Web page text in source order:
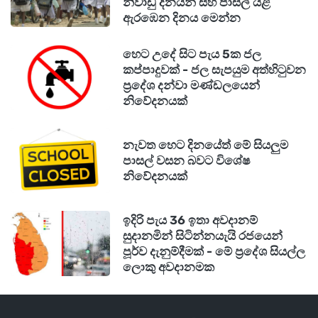
AI චැට්බෝට්වල ලිංගිකව පැහැදිලි හෝ හානිකර
පසුව පමණක් අවසර දිය යුතුය.
යෙදුම් වෙළඳසැල් හා ඔන්ලයින් ක්‍රීඩා අඩවිවල 18+
අනුකූල නොවීම සඳහා එක් උල්ලංඝනයකට
ඕස්ට්‍රේලියානු ඩොලර් මිලියන 49.5 (ආසන්න
වශයෙන් ඇමරිකානු ඩොලර් මිලියන 35) දක්වා
දඬුවම් ලැබිය හැකිය.
ඇරඹෙන දිනය මෙන්න
හෙට උදේ සිට පැය 5ක ජල
කප්පාදුවක් - ජල සැපයුම අත්හිටුවන
ප්‍රදේශ දන්වා මණ්ඩලයෙන්
නිවේදනයක්
නැවත හෙට දිනයේත් මේ සියලුම
පාසල් වසන බවට විශේෂ
නිවේදනයක්
ඉදිරි පැය 36 ඉතා අවදානම්
සුදානමින් සිටින්නයැයි රජයෙන්
පූර්ව දැනුම්දීමක් - මේ ප්‍රදේශ සියල්ල
ලොකු අවදානමක